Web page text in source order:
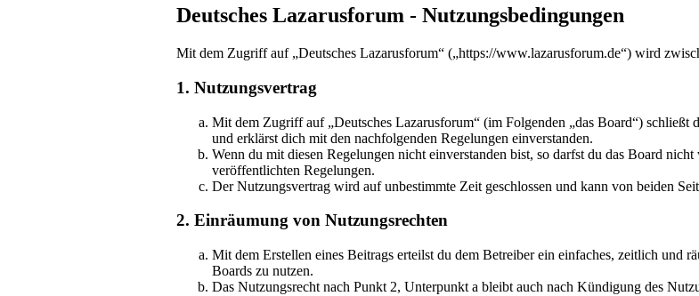
Deutsches Lazarusforum - Nutzungsbedingungen
Mit dem Zugriff auf „Deutsches Lazarusforum“ („https://www.lazarusforum.de“) wird
1. Nutzungsvertrag
Mit dem Zugriff auf „Deutsches Lazarusforum“ (im Folgenden „das Board“)
und erklärst dich mit den nachfolgenden Regelungen einverstanden.
Wenn du mit diesen Regelungen nicht einverstanden bist, so darfst du das Board
veröffentlichten Regelungen.
Der Nutzungsvertrag wird auf unbestimmte Zeit geschlossen und kann von beiden
2. Einräumung von Nutzungsrechten
Mit dem Erstellen eines Beitrags erteilst du dem Betreiber ein einfaches, zeitlich und
Boards zu nutzen.
Das Nutzungsrecht nach Punkt 2, Unterpunkt a bleibt auch nach Kündigung des